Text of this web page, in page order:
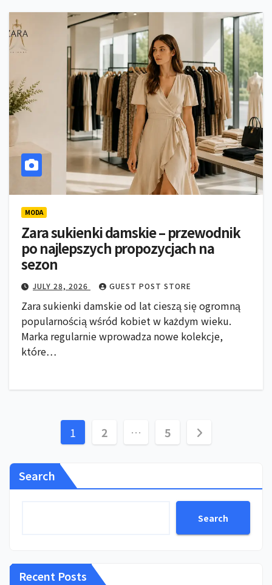
MODA
Zara sukienki damskie – przewodnik
po najlepszych propozycjach na
sezon
JULY 28, 2026 GUEST POST STORE
Zara sukienki damskie od lat cieszą się ogromną
popularnością wśród kobiet w każdym wieku.
Marka regularnie wprowadza nowe kolekcje,
które…
Posts
pagination
1 2 … 5
Search
Search
Recent Posts